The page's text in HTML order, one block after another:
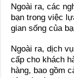
Ngoài ra, các
bạn trong việc
gian sống của
Ngoài ra, dịch
cấp cho khách
hàng, bao gồm